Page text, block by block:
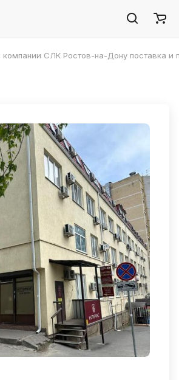
компании СЛК Ростов-на-Дону поставка